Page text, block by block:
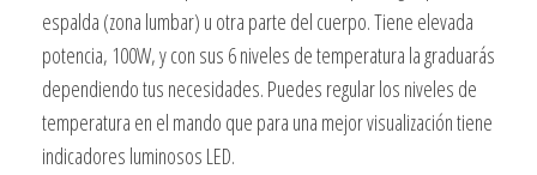
espalda (zona lumbar) u otra parte del cuerpo. Tiene elevada
potencia, 100W, y con sus 6 niveles de temperatura la graduarás
dependiendo tus necesidades. Puedes regular los niveles de
temperatura en el mando que para una mejor visualización tiene
indicadores luminosos LED.